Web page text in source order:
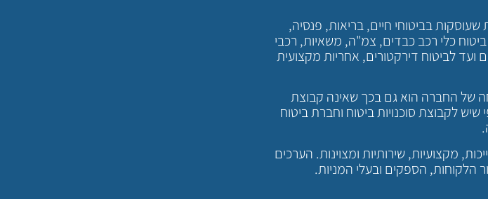
בביטוחי חיים, בריאות, פנסיה,
כלי רכב כבדים, צמ"ה, משאיות, רכבי
לביטוח דירקטורים, אחריות מקצועית
של החברה הוא גם בכך שאינה קבוצת
לקבוצת סוכנויות ביטוח וחברת ביטוח
מקצועיות, שירותיות ומצוינות. הערכים
הלקוחות, הספקים ובעלי המניות.